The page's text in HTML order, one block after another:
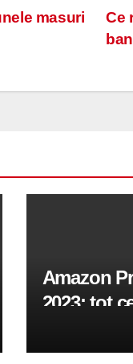
Ce
masuri
Amazon
2023: tot